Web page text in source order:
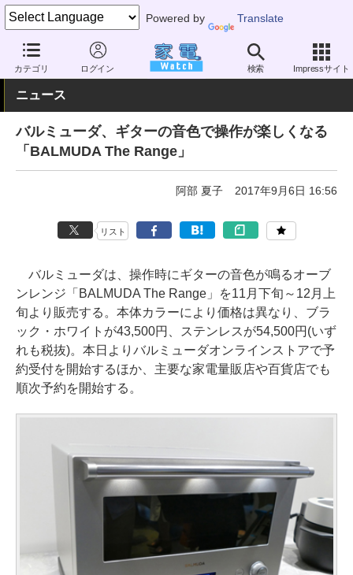
Powered by Translate
カテゴリ ログイン 検索 Impressサイト
家電 Watch 生活家電 オーブン・電子レンジ
ニュース
バルミューダ、ギターの音色で操作が楽しくなる
「BALMUDA The Range」
阿部 夏子 2017年9月6日 16:56
リスト
バルミューダは、操作時にギターの音色が鳴るオーブ
ンレンジ「BALMUDA The Range」を11月下旬～12月上
旬より販売する。本体カラーにより価格は異なり、ブラ
ック・ホワイトが43,500円、ステンレスが54,500円(いず
れも税抜)。本日よりバルミューダオンラインストアで予
約受付を開始するほか、主要な家電量販店や百貨店でも
順次予約を開始する。